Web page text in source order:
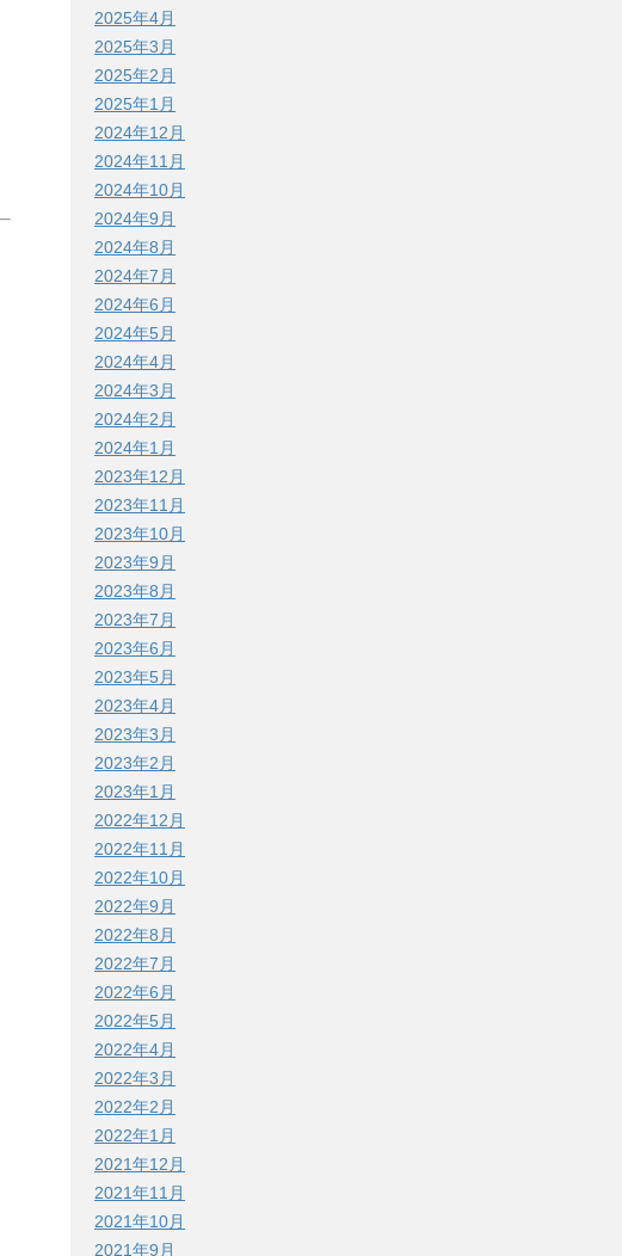
2025年4月
2025年3月
2025年2月
2025年1月
2024年12月
2024年11月
2024年10月
2024年9月
2024年8月
2024年7月
2024年6月
2024年5月
2024年4月
2024年3月
2024年2月
2024年1月
2023年12月
2023年11月
2023年10月
2023年9月
2023年8月
2023年7月
2023年6月
2023年5月
2023年4月
2023年3月
2023年2月
2023年1月
2022年12月
2022年11月
2022年10月
2022年9月
2022年8月
2022年7月
2022年6月
2022年5月
2022年4月
2022年3月
2022年2月
2022年1月
2021年12月
2021年11月
2021年10月
2021年9月